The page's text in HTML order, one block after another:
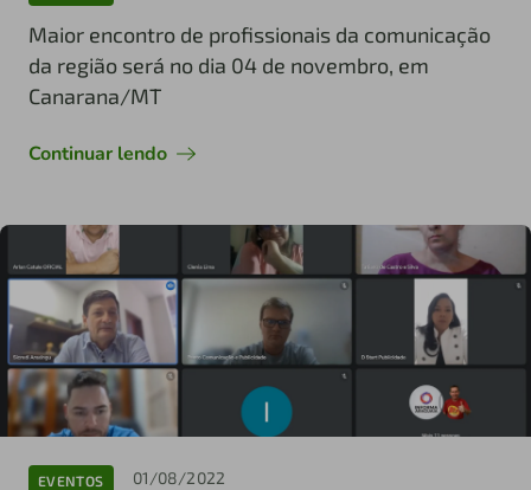
Maior encontro de profissionais da comunicação
da região será no dia 04 de novembro, em
Canarana/MT
Continuar lendo
EVENTOS 01/08/2022